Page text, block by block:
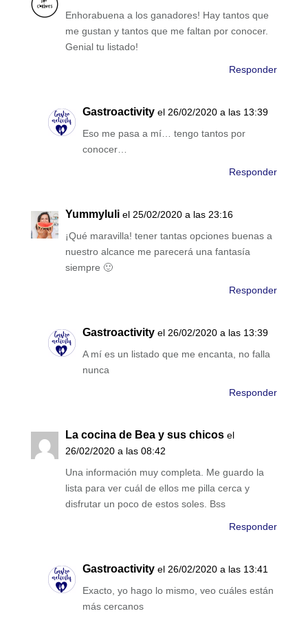
Enhorabuena a los ganadores! Hay tantos que
me gustan y tantos que me faltan por conocer.
Genial tu listado!
Responder
Gastroactivity el 26/02/2020 a las 13:39
Eso me pasa a mí… tengo tantos por
conocer…
Responder
Yummyluli el 25/02/2020 a las 23:16
¡Qué maravilla! tener tantas opciones buenas a
nuestro alcance me parecerá una fantasía
siempre 🙂
Responder
Gastroactivity el 26/02/2020 a las 13:39
A mí es un listado que me encanta, no falla
nunca
Responder
La cocina de Bea y sus chicos el
26/02/2020 a las 08:42
Una información muy completa. Me guardo la
lista para ver cuál de ellos me pilla cerca y
disfrutar un poco de estos soles. Bss
Responder
Gastroactivity el 26/02/2020 a las 13:41
Exacto, yo hago lo mismo, veo cuáles están
más cercanos